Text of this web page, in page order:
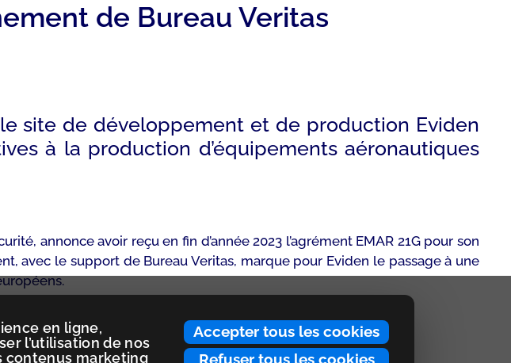
Accepter tous les cookies
Refuser tous les cookies
en ligne,
l’utilisation de nos
contenus marketing
de Bureau Veritas
site de développement et de production Eviden
à la production d’équipements aéronautiques
annonce avoir reçu en fin d’année 2023 l’agrément EMAR 21G pour son
avec le support de Bureau Veritas, marque pour Eviden le passage à une